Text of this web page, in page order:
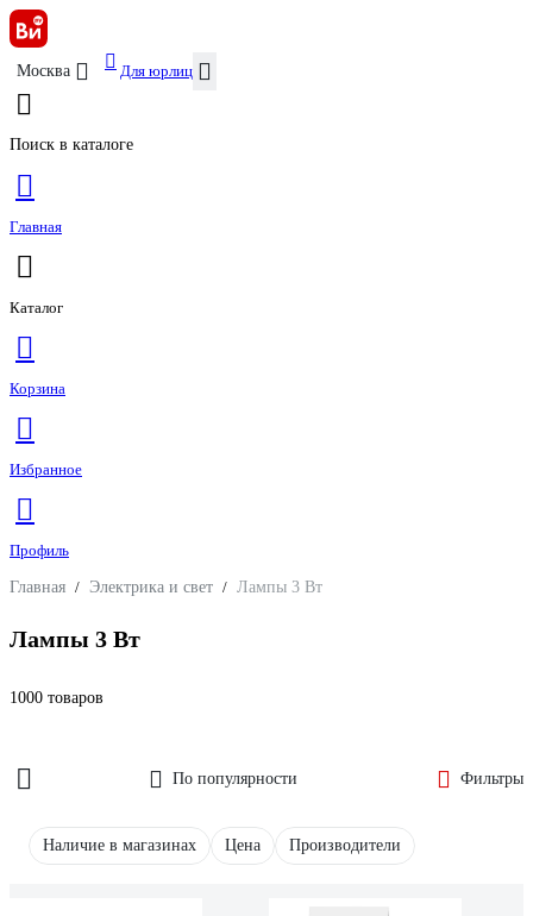
Москва Для юрлиц
Поиск в каталоге
Главная
Каталог
Корзина
Избранное
Профиль
Главная / Электрика и свет / Лампы 3 Вт
Лампы 3 Вт
1000 товаров
По популярности Фильтры
Наличие в магазинах Цена Производители